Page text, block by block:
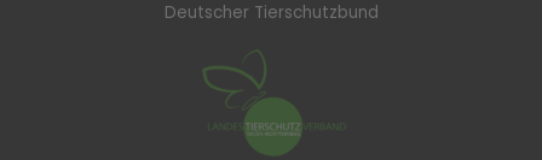
Deutscher Tierschutzbund